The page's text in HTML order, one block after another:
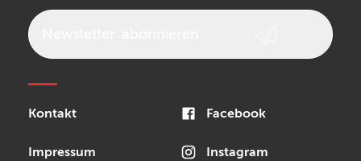
Kontakt
Impressum
Facebook
Instagram